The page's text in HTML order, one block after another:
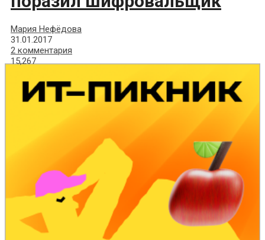
Мария Нефёдова
31.01.2017
2 комментария
15,267